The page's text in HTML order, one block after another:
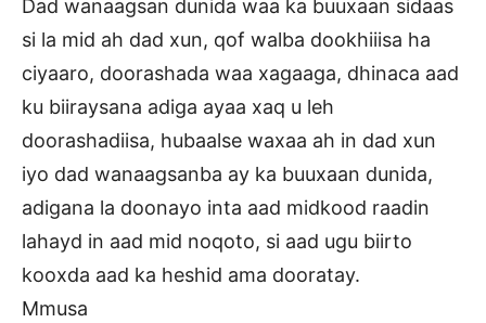
Dad wanaagsan dunida waa ka buuxaan sidaas
si la mid ah dad xun, qof walba dookhiiisa ha
ciyaaro, doorashada waa xagaaga, dhinaca aad
ku biiraysana adiga ayaa xaq u leh
doorashadiisa, hubaalse waxaa ah in dad xun
iyo dad wanaagsanba ay ka buuxaan dunida,
adigana la doonayo inta aad midkood raadin
lahayd in aad mid noqoto, si aad ugu biirto
kooxda aad ka heshid ama dooratay.
Mmusa